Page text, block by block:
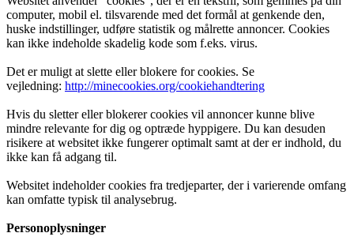
computer, mobil el. tilsvarende med det formål at genkende den,
huske indstillinger, udføre statistik og målrette annoncer. Cookies
kan ikke indeholde skadelig kode som f.eks. virus.
Det er muligt at slette eller blokere for cookies. Se
vejledning: http://minecookies.org/cookiehandtering
Hvis du sletter eller blokerer cookies vil annoncer kunne blive
mindre relevante for dig og optræde hyppigere. Du kan desuden
risikere at websitet ikke fungerer optimalt samt at der er indhold, du
ikke kan få adgang til.
Websitet indeholder cookies fra tredjeparter, der i varierende omfang
kan omfatte typisk til analysebrug.
Personoplysninger